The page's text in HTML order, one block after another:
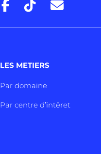
LES METIERS
Par domaine
Par centre d’intêret